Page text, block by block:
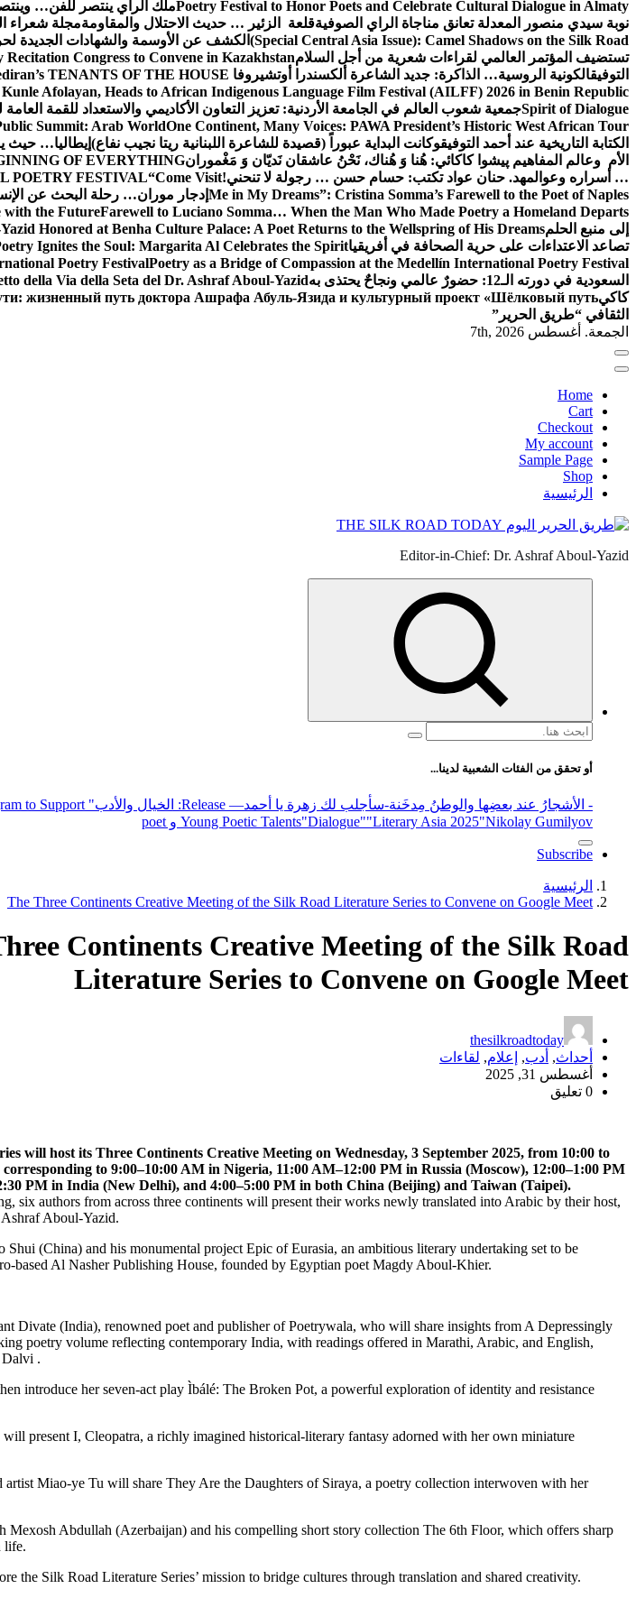
Poetry Festival to Honor Poets and Celebrate Cultural Dialogue in Almatyملك الراي ينتصر للفن…
نوبة سيدي منصور المعدلة تعانق مناجاة الراي الصوفيةقلعة الزئير … حديث الاحتلال والمقاومةمجلة شعراء
(Special Central Asia Issue): Camel Shadows on the Silk Road الكشف عن الأوسمة والشهادات الجديدة
تستضيف المؤتمر العالمي لقراءات شعرية من أجل السلامRecitation Congress to Convene in Kazakhstan
التوفيقالكونية الروسية… الذاكرة: جديد الشاعرة ألكسندرا أوتشيروفا TENANTS OF THE HOUSE
Afolayan, Heads to African Indigenous Language Film Festival (AILFF) 2026 in Benin Republic.
Spirit of Dialogueجمعية شعوب العالم في الجامعة الأردنية: تعزيز التعاون الأكاديمي والاستعداد للقمة العامة
Summit: Arab WorldOne Continent, Many Voices: PAWA President’s Historic West African Tour
الكتابة التاريخية عند أحمد التوفيقوكانت البداية عبوراً (قصيدة للشاعرة اللبنانية ريتا نجيب نفاع) إيطاليا… حيث
الأم وعالم المفاهيم پیشوا کاکائي: هُنا وَ هُناك، نَحْنُ عاشقان نَديّان وَ مَغْمورانOF EVERYTHING
… أسراره وعوالمهد. حنان عواد تكتب: حسام حسن … رجولة لا تنحني! POETRY FESTIVAL“Come Visit
Me in My Dreams”: Cristina Somma’s Farewell to the Poet of Naples إدجار موران… رحلة البحث عن
with the FutureFarewell to Luciano Somma… When the Man Who Made Poetry a Homeland Departs
إلى منبع الحلمHonored at Benha Culture Palace: A Poet Returns to the Wellspring of His Dreams
تصاعد الاعتداءات على حرية الصحافة في أفريقياIgnites the Soul: Margarita Al Celebrates the Spirit
Poetry FestivalPoetry as a Bridge of Compassion at the Medellín International Poetry Festival
السعودية في دورته الـ12: حضورٌ عالمي ونجاحٌ يحتذى به
della Via della Seta del Dr. Ashraf Aboul-Yazid
كاكيжизненный путь доктора Ашрафа Абуль-Язида и культурный проект «Шёлковый путь»
الثقافي “طريق الحرير”
الجمعة. أغسطس 7th, 2026
Home
Cart
Checkout
My account
Sample Page
Shop
الرئيسية
Editor-in-Chief: Dr. Ashraf Aboul-Yazid
البحث
أو تحقق من الفئات الشعبية لدينا...
- الأشجارُ عند بعضِها والوطنُ مِدخَنة-سأجلب لك زهرة يا أحمد— Release : الخيال والأدب" inviting poets and writers from around the world to participate in Kazakh
to Support
Young Poetic Talents"Dialogue""Literary Asia 2025"Nikolay Gumilyov و poet
Subscribe
الرئيسية
The Three Continents Creative Meeting of the Silk Road Literature Series to Convene on Google Meet
Continents Creative Meeting of the Silk Road
Literature Series to Convene on Google Meet
thesilkroadtoday
أحداث, أدب, إعلام, لقاءات
أغسطس 31, 2025
0 تعليق
will host its Three Continents Creative Meeting on Wednesday, 3 September 2025, from 10:00 to
to 9:00–10:00 AM in Nigeria, 11:00 AM–12:00 PM in Russia (Moscow), 12:00–1:00 PM
PM in India (New Delhi), and 4:00–5:00 PM in both China (Beijing) and Taiwan (Taipei).
six authors from across three continents will present their works newly translated into Arabic by their host,
Aboul-Yazid.
Shui (China) and his monumental project Epic of Eurasia, an ambitious literary undertaking set to be
based Al Nasher Publishing House, founded by Egyptian poet Magdy Aboul-Khier.
Divate (India), renowned poet and publisher of Poetrywala, who will share insights from A Depressingly
poetry volume reflecting contemporary India, with readings offered in Marathi, Arabic, and English,
.
introduce her seven-act play Ìbálé: The Broken Pot, a powerful exploration of identity and resistance
present I, Cleopatra, a richly imagined historical-literary fantasy adorned with her own miniature
artist Miao-ye Tu will share They Are the Daughters of Siraya, a poetry collection interwoven with her
Mexosh Abdullah (Azerbaijan) and his compelling short story collection The 6th Floor, which offers sharp
life.
the Silk Road Literature Series’ mission to bridge cultures through translation and shared creativity.